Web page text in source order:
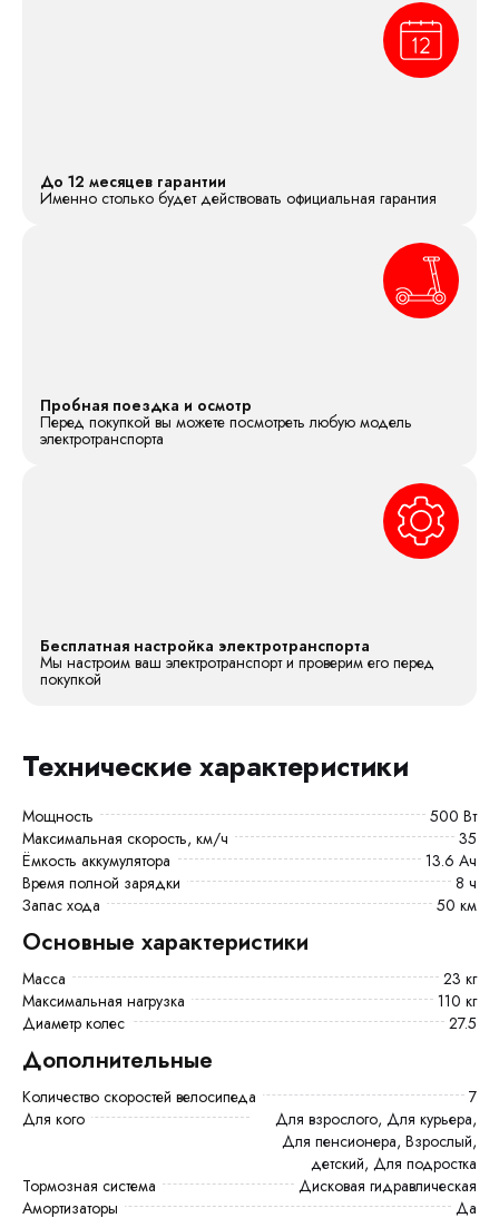
До 12 месяцев гарантии
Именно столько будет действовать официальная гарантия
Пробная поездка и осмотр
Перед покупкой вы можете посмотреть любую модель
электротранспорта
Бесплатная настройка электротранспорта
Мы настроим ваш электротранспорт и проверим его перед
покупкой
Технические характеристики
Мощность
500 Вт
Максимальная скорость, км/ч
35
Ёмкость аккумулятора
13.6 Ач
Время полной зарядки
8 ч
Запас хода
50 км
Основные характеристики
Масса
23 кг
Максимальная нагрузка
110 кг
Диаметр колес
27.5
Дополнительные
Количество скоростей велосипеда
7
Для кого
Для взрослого, Для курьера,
Для пенсионера, Взрослый,
детский, Для подростка
Тормозная система
Дисковая гидравлическая
Амортизаторы
Да